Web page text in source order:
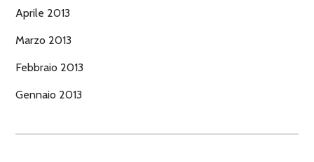
Aprile 2013
Marzo 2013
Febbraio 2013
Gennaio 2013